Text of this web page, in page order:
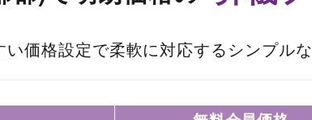
価格設定で柔軟に対応するシンプル